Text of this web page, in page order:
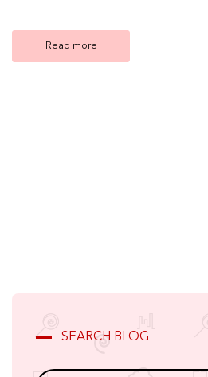
Read more
SEARCH BLOG